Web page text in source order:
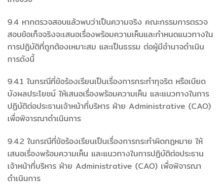
9.4 หากตรวจสอบแล้วพบว่าเป็นความจริง คณะกรรมการตรวจ
สอบข้อเท็จจริงจะเสนอเรื่องพร้อมความเห็นและกำหนดแนวทางใน
การปฏิบัติที่ถูกต้องเหมาะสม และเป็นธรรม ต่อผู้มีอำนาจดำเนิน
การดังนี้
9.4.1 ในกรณีที่ข้อร้องเรียนเป็นเรื่องการกระทำทุจริต หรือเบียด
บังผลประโยชน์ ให้เสนอเรื่องพร้อมความเห็น และแนวทางในการ
ปฏิบัติต่อประธานเจ้าหน้าที่บริหาร ฝ่าย Administrative (CAO)
เพื่อพิจารณาดำเนินการ
9.4.2 ในกรณีที่ข้อร้องเรียนเป็นเรื่องการกระทำผิดกฎหมาย ให้
เสนอเรื่องพร้อมความเห็น และแนวทางในการปฏิบัติต่อประธาน
เจ้าหน้าที่บริหาร ฝ่าย Administrative (CAO) เพื่อพิจารณา
ดำเนินการ